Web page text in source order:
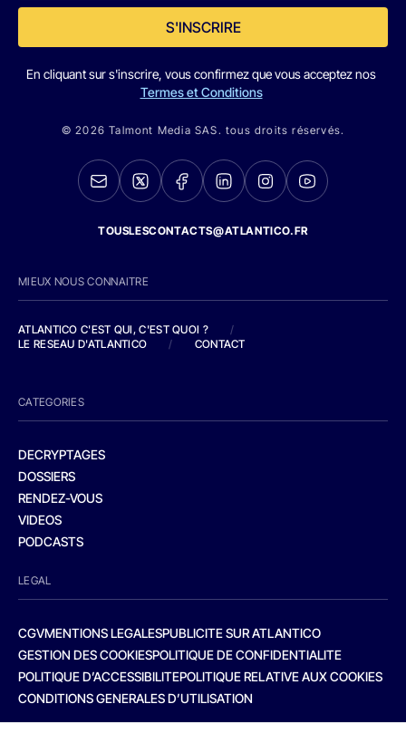
S'INSCRIRE
En cliquant sur s'inscrire, vous confirmez que vous acceptez nos
Termes et Conditions
© 2026 Talmont Media SAS. tous droits réservés.
TOUSLESCONTACTS@ATLANTICO.FR
MIEUX NOUS CONNAITRE
ATLANTICO C'EST QUI, C'EST QUOI ?
/
LE RESEAU D'ATLANTICO
/ CONTACT
CATEGORIES
DECRYPTAGES
DOSSIERS
RENDEZ-VOUS
VIDEOS
PODCASTS
LEGAL
CGVMENTIONS LEGALESPUBLICITE SUR ATLANTICO
GESTION DES COOKIESPOLITIQUE DE CONFIDENTIALITE
POLITIQUE D’ACCESSIBILITEPOLITIQUE RELATIVE AUX COOKIES
CONDITIONS GENERALES D’UTILISATION